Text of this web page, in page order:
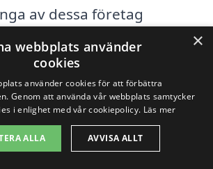
av dessa företag
på olika typer av
för privata och
ändamål, vilket gör det
att hitta det som passar
Oavsett om du söker
×
webbplats använder
cookies
använder cookies för att förbättra
Genom att använda vår webbplats samtycker
i enlighet med vår cookiepolicy. Läs mer
ALLA AVVISA ALLT